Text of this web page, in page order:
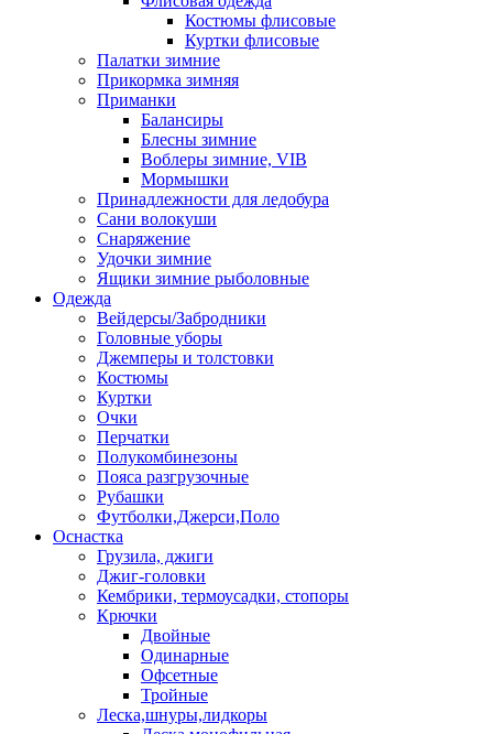
Костюмы флисовые
Куртки флисовые
Палатки зимние
Прикормка зимняя
Приманки
Балансиры
Блесны зимние
Воблеры зимние, VIB
Мормышки
Принадлежности для ледобура
Сани волокуши
Снаряжение
Удочки зимние
Ящики зимние рыболовные
Одежда
Вейдерсы/Забродники
Головные уборы
Джемперы и толстовки
Костюмы
Куртки
Очки
Перчатки
Полукомбинезоны
Пояса разгрузочные
Рубашки
Футболки,Джерси,Поло
Оснастка
Грузила, джиги
Джиг-головки
Кембрики, термоусадки, стопоры
Крючки
Двойные
Одинарные
Офсетные
Тройные
Леска,шнуры,лидкоры